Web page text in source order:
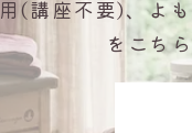
(講座不要)、よ
をこち